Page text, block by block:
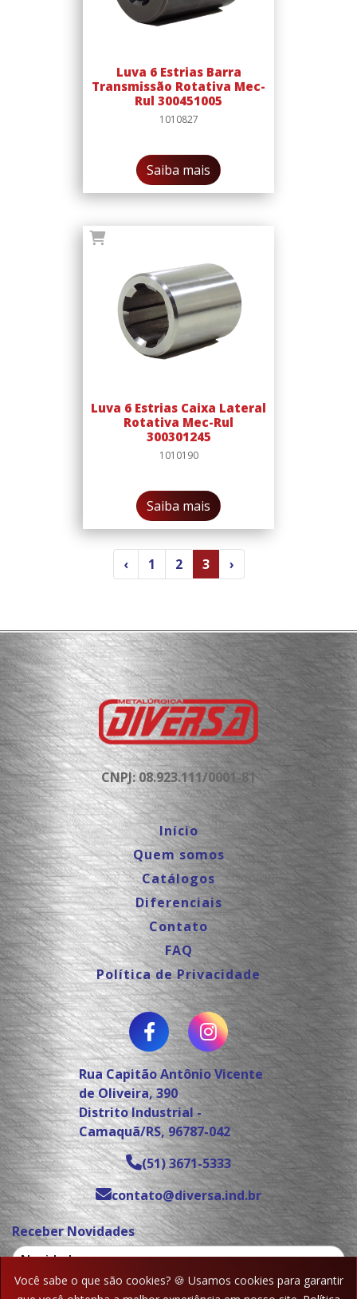
Você sabe o que são cookies? 🍪 Usamos cookies para garantir
Luva 6 Estrias Barra
Transmissão Rotativa Mec-
Rul 300451005
1010827
Saiba mais
Luva 6 Estrias Caixa Lateral
Rotativa Mec-Rul
300301245
1010190
Saiba mais
‹ 1 2 3 ›
CNPJ: 08.923.111/0001-81
Início
Quem somos
Catálogos
Diferenciais
Contato
FAQ
Política de Privacidade
Rua Capitão Antônio Vicente
de Oliveira, 390
Distrito Industrial -
Camaquã/RS, 96787-042
(51) 3671-5333
contato@diversa.ind.br
Receber Novidades